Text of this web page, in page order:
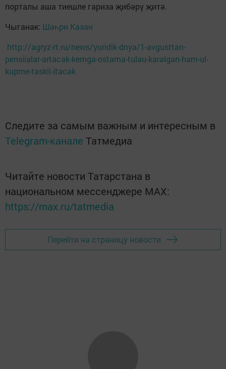
порталы аша тиешле гариза җибәрү җитә.
Чыганак: Шәһри Казан
http://agryz-rt.ru/news/yuridik-dnya/1-avgusttan-
pensiialar-artacak-kemga-ostama-tulau-karalgan-ham-ul-
kupme-taskil-itacak
Следите за самым важным и интересным в
Telegram-канале Татмедиа
Читайте новости Татарстана в
национальном мессенджере MАХ:
https://max.ru/tatmedia
Перейти на страницу новости